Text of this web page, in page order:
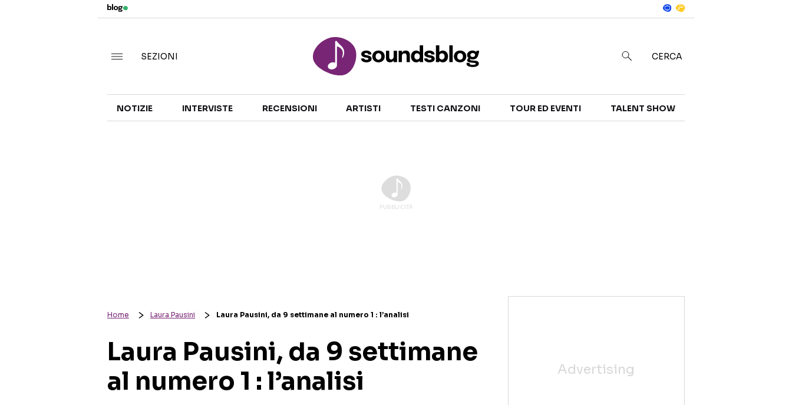
TALENT SHOW
SEZIONI CERCA
NOTIZIE INTERVISTE RECENSIONI ARTISTI TESTI CANZONI TOUR ED EVENTI TALENT SHOW
Home Laura Pausini Laura Pausini, da 9 settimane al numero 1 : l’analisi
Laura Pausini, da 9 settimane
al numero 1 : l’analisi